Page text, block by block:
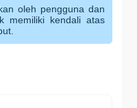
oleh pengguna dan
memiliki kendali atas